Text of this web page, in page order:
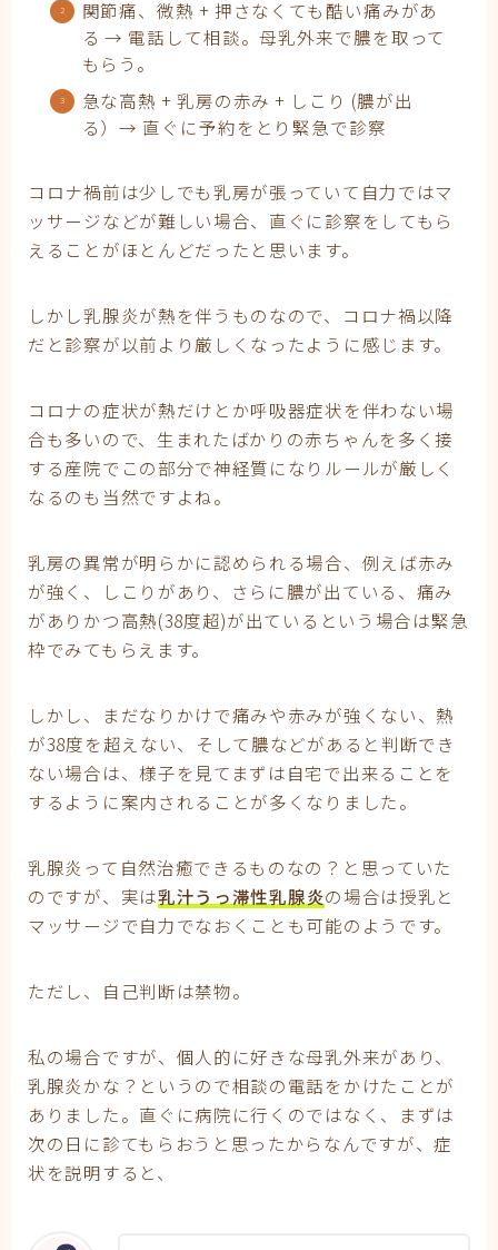
関節痛、微熱 + 押さなくても酷い痛みがあ
る → 電話して相談。母乳外来で膿を取って
もらう。
急な高熱 + 乳房の赤み + しこり (膿が出
る）→ 直ぐに予約をとり緊急で診察
コロナ禍前は少しでも乳房が張っていて自力ではマ
ッサージなどが難しい場合、直ぐに診察をしてもら
えることがほとんどだったと思います。
しかし乳腺炎が熱を伴うものなので、コロナ禍以降
だと診察が以前より厳しくなったように感じます。
コロナの症状が熱だけとか呼吸器症状を伴わない場
合も多いので、生まれたばかりの赤ちゃんを多く接
する産院でこの部分で神経質になりルールが厳しく
なるのも当然ですよね。
乳房の異常が明らかに認められる場合、例えば赤み
が強く、しこりがあり、さらに膿が出ている、痛み
がありかつ高熱(38度超)が出ているという場合は緊急
枠でみてもらえます。
しかし、まだなりかけで痛みや赤みが強くない、熱
が38度を超えない、そして膿などがあると判断でき
ない場合は、様子を見てまずは自宅で出来ることを
するように案内されることが多くなりました。
乳腺炎って自然治癒できるものなの？と思っていた
のですが、実は乳汁うっ滞性乳腺炎の場合は授乳と
マッサージで自力でなおくことも可能のようです。
ただし、自己判断は禁物。
私の場合ですが、個人的に好きな母乳外来があり、
乳腺炎かな？というので相談の電話をかけたことが
ありました。直ぐに病院に行くのではなく、まずは
次の日に診てもらおうと思ったからなんですが、症
状を説明すると、